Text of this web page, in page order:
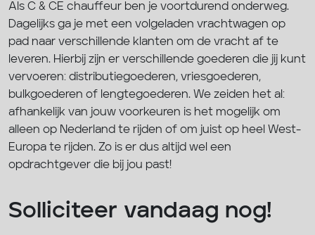
Als C & CE chauffeur ben je voortdurend onderweg.
Dagelijks ga je met een volgeladen vrachtwagen op
pad naar verschillende klanten om de vracht af te
leveren. Hierbij zijn er verschillende goederen die jij kunt
vervoeren: distributiegoederen, vriesgoederen,
bulkgoederen of lengtegoederen. We zeiden het al:
afhankelijk van jouw voorkeuren is het mogelijk om
alleen op Nederland te rijden of om juist op heel West-
Europa te rijden. Zo is er dus altijd wel een
opdrachtgever die bij jou past!
Solliciteer vandaag nog!